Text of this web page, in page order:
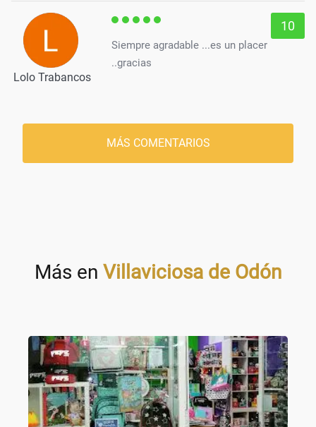
Lolo Trabancos
10
Siempre agradable ...es un placer
..gracias
MÁS COMENTARIOS
Más en Villaviciosa de Odón